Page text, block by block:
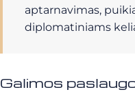
aptarnavimas,
diplomatiniams
Galimos